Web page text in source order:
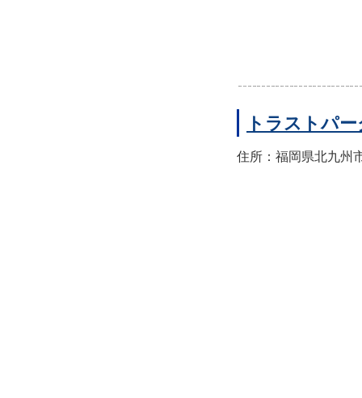
トラストパ
住所：福岡県北九州